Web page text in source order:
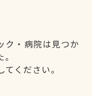
ク・病院は見つか
ください。